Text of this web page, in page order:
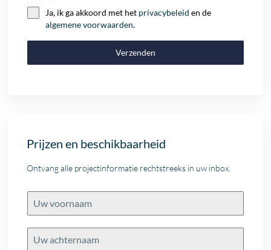
Ja, ik ga akkoord met het privacybeleid en de
algemene voorwaarden.
Verzenden
Prijzen en beschikbaarheid
Ontvang alle projectinformatie rechtstreeks in uw inbox.